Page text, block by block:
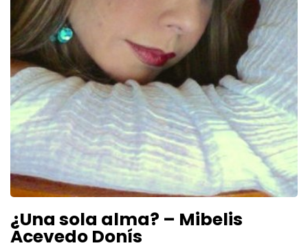
¿Una sola alma? – Mibelis
Acevedo Donís